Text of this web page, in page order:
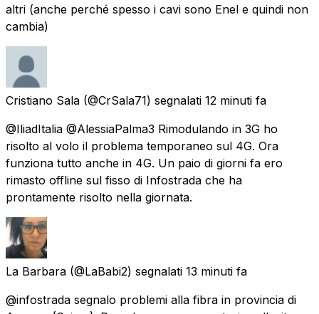
altri (anche perché spesso i cavi sono Enel e quindi non
cambia)
Cristiano Sala (@CrSala71) segnalati 12 minuti fa
@IliadItalia @AlessiaPalma3 Rimodulando in 3G ho
risolto al volo il problema temporaneo sul 4G. Ora
funziona tutto anche in 4G. Un paio di giorni fa ero
rimasto offline sul fisso di Infostrada che ha
prontamente risolto nella giornata.
La Barbara (@LaBabi2) segnalati 13 minuti fa
@infostrada segnalo problemi alla fibra in provincia di